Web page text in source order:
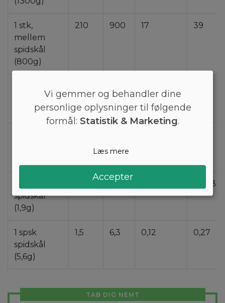
1 stk,
mellem
spidskål
(800g)
210 900 17 39
(560g)
spidskål
(1,9g)
2,1 0,093
1 spsk
spidskål
(5,6g)
1,5 6,3 0,12 0,27
TAB DIG NEMT
Vi gemmer og behandler dine
personlige oplysninger til følgende
formål: Statistik & Marketing.
Læs mere
Accepter